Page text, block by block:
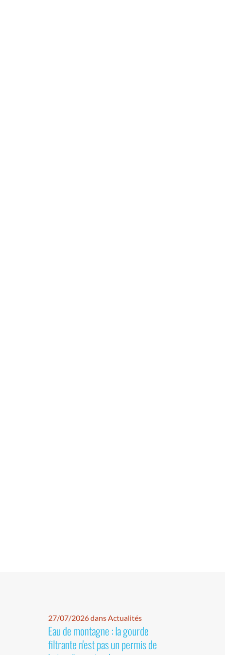
27/07/2026 dans Actualités
Eau de montagne : la gourde
filtrante n'est pas un permis de